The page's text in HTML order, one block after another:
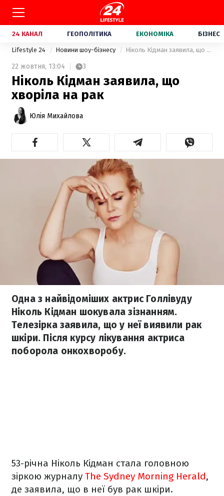
24 КАНАЛ ГЕОПОЛІТИКА ЕКОНОМІКА БІЗНЕС
Lifestyle 24 Новини шоу-бізнесу Ніколь Кідман заявила, що хворіла на рак
22 жовтня, 13:04 3
Ніколь Кідман заявила, що
хворіла на рак
Юлія Михайлова
Одна з найвідоміших актрис Голлівуду
Ніколь Кідман шокувала зізнанням.
Телезірка заявила, що у неї виявили рак
шкіри. Після курсу лікування актриса
поборола онкохворобу.
53-річна Ніколь Кідман стала головною
зіркою журналу The Sydney Morning Herald,
де заявила, що в неї був рак шкіри.